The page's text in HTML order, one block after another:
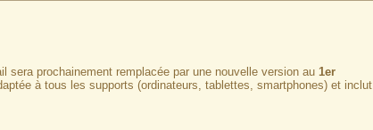
prochainement remplacée par une nouvelle version au 1er
à tous les supports (ordinateurs, tablettes, smartphones) et inclut